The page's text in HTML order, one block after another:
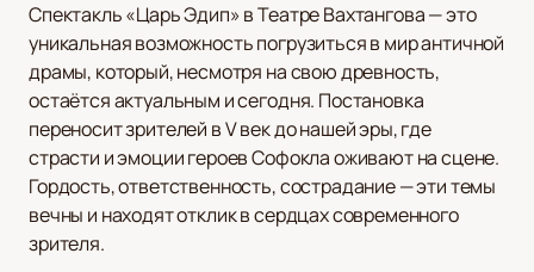
Спектакль «Царь Эдип» в Театре Вахтангова — это
уникальная возможность погрузиться в мир античной
драмы, который, несмотря на свою древность,
остаётся актуальным и сегодня. Постановка
переносит зрителей в V век до нашей эры, где
страсти и эмоции героев Софокла оживают на сцене.
Гордость, ответственность, сострадание — эти темы
вечны и находят отклик в сердцах современного
зрителя.